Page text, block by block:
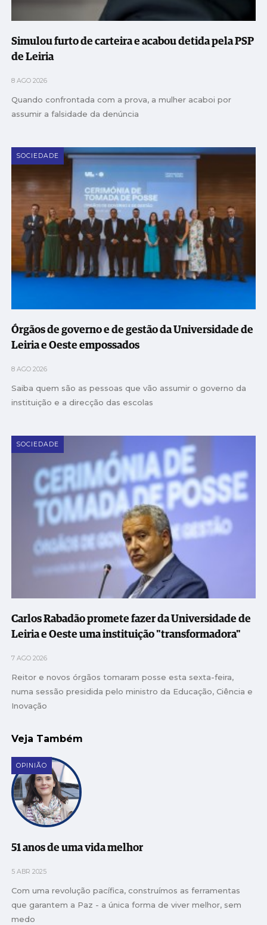
Simulou furto de carteira e acabou detida pela PSP
de Leiria
8 AGO 2026
Quando confrontada com a prova, a mulher acaboi por
assumir a falsidade da denúncia
SOCIEDADE
Órgãos de governo e de gestão da Universidade de
Leiria e Oeste empossados
8 AGO 2026
Saiba quem são as pessoas que vão assumir o governo da
instituição e a direcção das escolas
SOCIEDADE
Carlos Rabadão promete fazer da Universidade de
Leiria e Oeste uma instituição "transformadora"
7 AGO 2026
Reitor e novos órgãos tomaram posse esta sexta-feira,
numa sessão presidida pelo ministro da Educação, Ciência e
Inovação
Veja Também
OPINIÃO
51 anos de uma vida melhor
5 ABR 2025
Com uma revolução pacífica, construímos as ferramentas
que garantem a Paz - a única forma de viver melhor, sem
medo